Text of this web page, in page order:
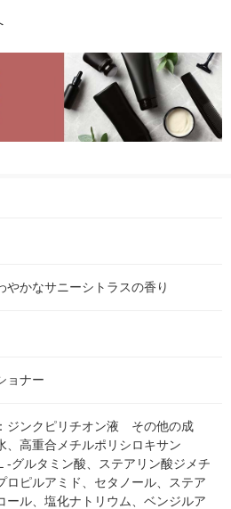
やかなサニーシトラスの香り
ョナー
ジンクピリチオン液 その他の成
、高重合メチルポリシロキサン
-グルタミン酸、ステアリン酸ジメチ
ロピルアミド、セタノール、ステア
ール、塩化ナトリウム、ベンジルア